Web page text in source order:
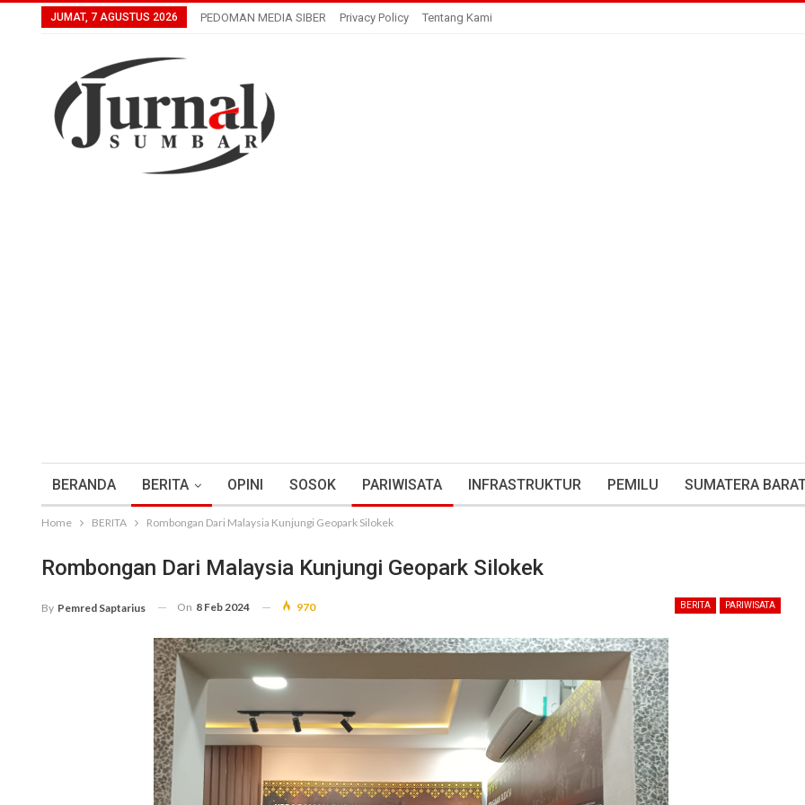
JUMAT, 7 AGUSTUS 2026 PEDOMAN MEDIA SIBER Privacy Policy Tentang Kami
BERANDA BERITA OPINI SOSOK PARIWISATA INFRASTRUKTUR PEMILU SUMATERA
Home BERITA Rombongan Dari Malaysia Kunjungi Geopark Silokek
Rombongan Dari Malaysia Kunjungi Geopark Silokek
BERITA PARIWISATA
By Pemred Saptarius On 8 Feb 2024 970